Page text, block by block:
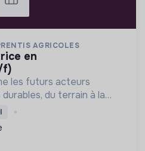
AGRICOLES
f)
les futurs acteurs
du terrain à la
écologique et le
via